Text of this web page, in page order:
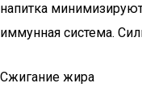
напитка
иммунная система.
Сжигание жира